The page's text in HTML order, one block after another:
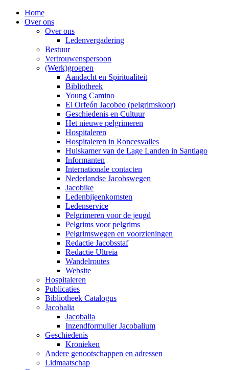
Home
Over ons
Over ons
Ledenvergadering
Bestuur
Vertrouwenspersoon
(Werk)groepen
Aandacht en Spiritualiteit
Bibliotheek
Young Camino
El Orfeón Jacobeo (pelgrimskoor)
Geschiedenis en Cultuur
Het nieuwe pelgrimeren
Hospitaleren
Hospitaleren in Roncesvalles
Huiskamer van de Lage Landen in Santiago
Informanten
Internationale contacten
Nederlandse Jacobswegen
Jacobike
Ledenbijeenkomsten
Ledenservice
Pelgrimeren voor de jeugd
Pelgrims voor pelgrims
Pelgrimswegen en voorzieningen
Redactie Jacobsstaf
Redactie Ultreia
Wandelroutes
Website
Hospitaleren
Publicaties
Bibliotheek Catalogus
Jacobalia
Jacobalia
Inzendformulier Jacobalium
Geschiedenis
Kronieken
Andere genootschappen en adressen
Lidmaatschap